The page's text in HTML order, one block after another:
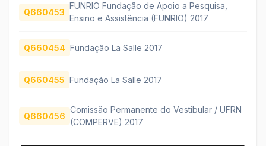
Q660453
FUNRIO Fundação de Apoio a Pesquisa,
Ensino e Assistência (FUNRIO) 2017
Q660454 Fundação La Salle 2017
Q660455 Fundação La Salle 2017
Q660456
Comissão Permanente do Vestibular / UFRN
(COMPERVE) 2017